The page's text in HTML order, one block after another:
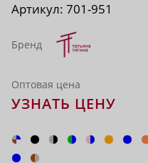
Артикул: 701-951
Бренд
Оптовая цена
УЗНАТЬ ЦЕНУ